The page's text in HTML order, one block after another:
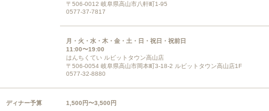
〒506-0012 岐阜県高山市八軒町1-95
0577-37-7817
月・火・水・木・金・土・日・祝日・祝前日
11:00〜19:00
はんちくてい ルビットタウン高山店
〒506-0054 岐阜県高山市岡本町3-18-2 ルビットタウン高山店1F
0577-32-8880
ディナー予算 1,500円〜3,500円